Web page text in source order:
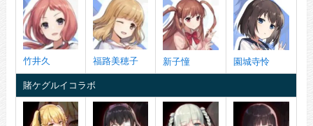
竹井久 福路美穂子 新子憧 園城寺怜
賭ケグルイコラボ